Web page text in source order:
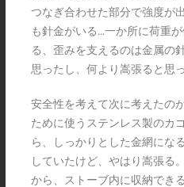
つなぎ合わせた部分で強度が
も針金がいる…一か所に荷重
る、歪みを支えるのは金属の
思ったし、何より嵩張ると思っ
安全性を考えて次に考えたの
ために使うステンレス製のカ
ら、しっかりとした金網にな
していたけど、やはり嵩張る
から、ストーブ内に収納でき